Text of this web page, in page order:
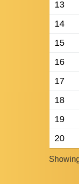
13
14
15
16
17
18
19
20